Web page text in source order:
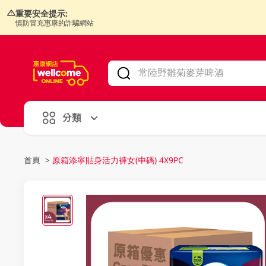
重要安全提示:
慎防冒充惠康的詐騙網站
分類
首頁 > 原箱添寧貼身活力褲女(中碼) 4X9PC